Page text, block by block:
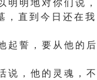
， 直 到 今 日 还 在 我
起 誓 ， 要 从 他 的 后
说 ， 他 的 灵 魂 ， 不